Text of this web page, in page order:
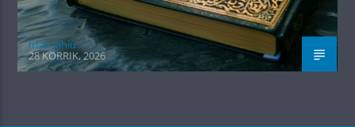
Irfan Jahiu
28 KORRIK, 2026